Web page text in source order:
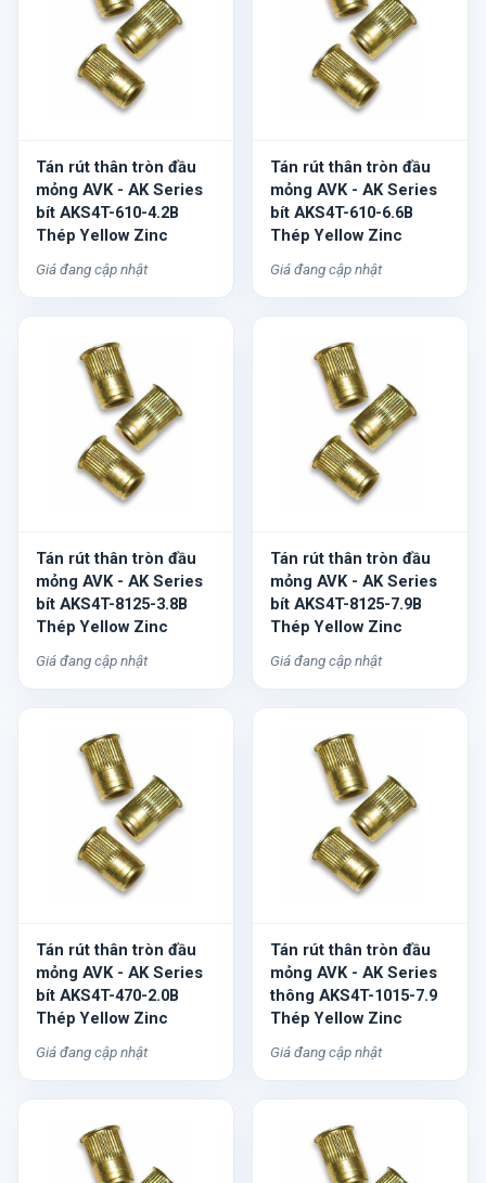
Tán rút thân tròn đầu
mỏng AVK - AK Series
bít AKS4T-610-4.2B
Thép Yellow Zinc
Giá đang cập nhật
Tán rút thân tròn đầu
mỏng AVK - AK Series
bít AKS4T-610-6.6B
Thép Yellow Zinc
Giá đang cập nhật
Tán rút thân tròn đầu
mỏng AVK - AK Series
bít AKS4T-8125-3.8B
Thép Yellow Zinc
Giá đang cập nhật
Tán rút thân tròn đầu
mỏng AVK - AK Series
bít AKS4T-8125-7.9B
Thép Yellow Zinc
Giá đang cập nhật
Tán rút thân tròn đầu
mỏng AVK - AK Series
bít AKS4T-470-2.0B
Thép Yellow Zinc
Giá đang cập nhật
Tán rút thân tròn đầu
mỏng AVK - AK Series
thông AKS4T-1015-7.9
Thép Yellow Zinc
Giá đang cập nhật